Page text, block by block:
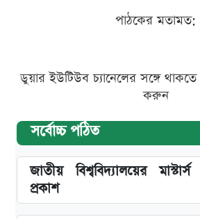
পাঠকের মতামত:
ডুয়ার ইউটিউব চ্যানেলের সঙ্গে থাকতে
করুন
সর্বোচ্চ পঠিত
জাতীয় বিশ্ববিদ্যালয়ের
প্রকাশ